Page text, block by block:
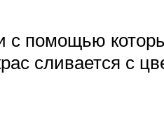
с помощью
сливается с